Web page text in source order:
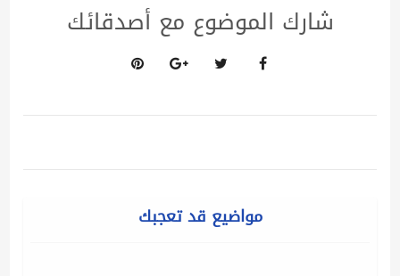
شارك الموضوع مع أصدقائك
مواضيع قد تعجبك